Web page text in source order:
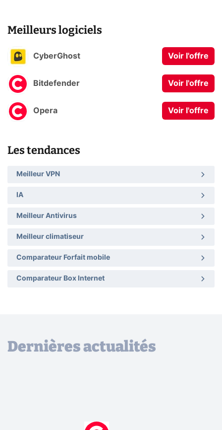
Meilleurs logiciels
CyberGhost Voir l'offre
Bitdefender Voir l'offre
Opera Voir l'offre
Les tendances
Meilleur VPN
IA
Meilleur Antivirus
Meilleur climatiseur
Comparateur Forfait mobile
Comparateur Box Internet
Dernières actualités